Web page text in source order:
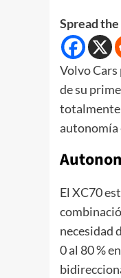
Spread
Volvo Cars
de su
totalmente
autonomía
El XC70
necesidad
0 al 80 %